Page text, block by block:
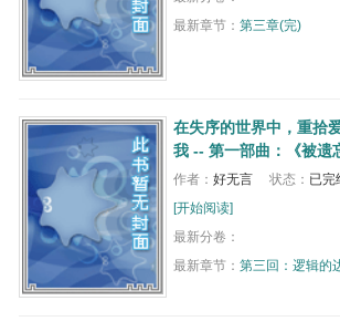
最新章节： 第三章(完)
在失序的世界中，重拾
我 -- 第一部曲：《被遗
作者： 好无言 状态： 已完
[开始阅读]
最新分卷：
最新章节： 第三回：逻辑的